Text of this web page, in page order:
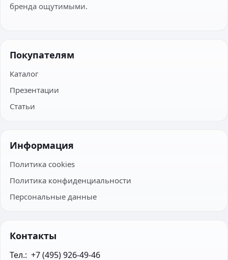
бренда ощутимыми.
Покупателям
Каталог
Презентации
Статьи
Информация
Политика cookies
Политика конфиденциальности
Персональные данные
Контакты
Тел.:  +7 (495) 926-49-46